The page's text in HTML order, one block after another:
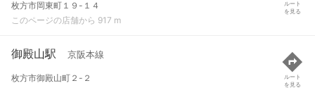
枚方市岡東町１９-１４
このページの店舗から 917 m
ルート
を見る
御殿山駅 京阪本線
枚方市御殿山町２-２
ルート
を見る